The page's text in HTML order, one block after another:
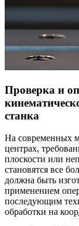
Проверка и
станка
На современных
центрах,
плоскости или
становятся все
должна быть
применением
последующим
обработки на